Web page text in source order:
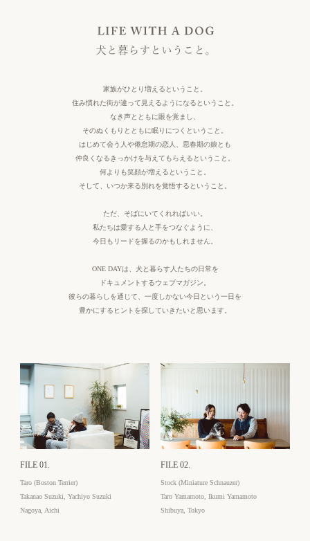
LIFE WITH A DOG 犬と暮らすということ。
家族がひとり増えるということ。
住み慣れた街が違って見えるようになるということ。
なき声とともに眼を覚まし、
そのぬくもりとともに眠りにつくということ。
はじめて会う人や倦怠期の恋人、思春期の娘とも
仲良くなるきっかけを与えてもらえるということ。
何よりも笑顔が増えるということ。
そして、いつか来る別れを覚悟するということ。
ただ、そばにいてくれればいい。
私たちは愛する人と手をつなぐように、
今日もリードを握るのかもしれません。
ONE DAYは、犬と暮らす人たちの日常を
ドキュメントするウェブマガジン。
彼らの暮らしを通じて、一度しかない今日という一日を
豊かにするヒントを探していきたいと思います。
FILE 01.
Taro (Boston Terrier)
Takanao Suzuki, Yachiyo Suzuki
Nagoya, Aichi
FILE 02.
Stock (Miniature Schnauzer)
Taro Yamamoto, Ikumi Yamamoto
Shibuya, Tokyo